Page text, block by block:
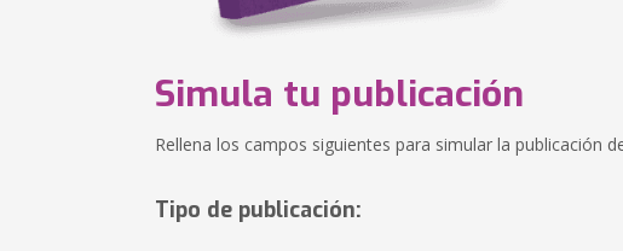
Simula tu publicación
Rellena los campos siguientes para simular la publicación
Tipo de publicación: